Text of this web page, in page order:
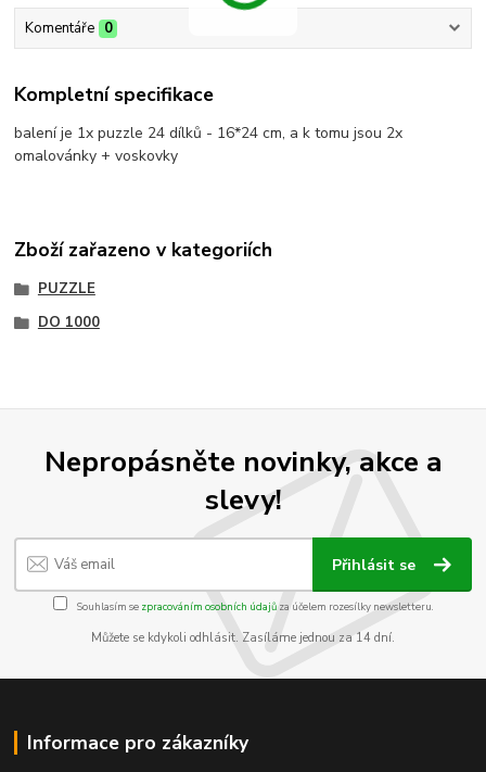
Komentáře 0
Kompletní specifikace
balení je 1x puzzle 24 dílků - 16*24 cm, a k tomu jsou 2x
omalovánky + voskovky
Zboží zařazeno v kategoriích
PUZZLE
DO 1000
Nepropásněte novinky, akce a
slevy!
Přihlásit se
Souhlasím se zpracováním osobních údajůza účelem rozesílky newsletteru.
Můžete se kdykoli odhlásit. Zasíláme jednou za 14 dní.
Informace pro zákazníky